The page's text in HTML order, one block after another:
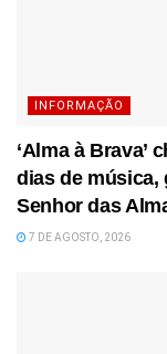
INFORMAÇÃO
‘Alma à Brava’
dias de música,
Senhor das
7 DE AGOSTO, 2026